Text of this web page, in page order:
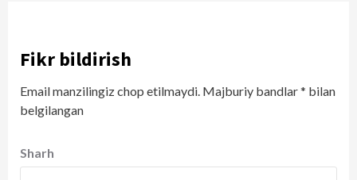
Fikr bildirish
Email manzilingiz chop etilmaydi. Majburiy bandlar* bilan
belgilangan
Sharh